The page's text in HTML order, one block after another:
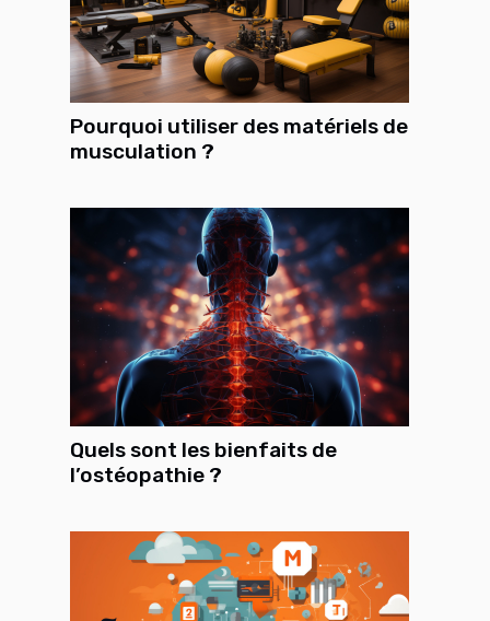
Pourquoi utiliser des matériels de
musculation ?
Quels sont les bienfaits de
l’ostéopathie ?